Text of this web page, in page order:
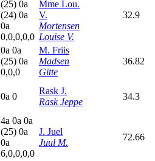
(25) 0a
(24) 0a
0a
0,0,0,0,0
Mme Lou.
V.
Mortensen
Louise V.
32.9
0a 0a
(25) 0a
0,0,0
M. Friis
Madsen
Gitte
36.82
0a 0
Rask J.
Rask Jeppe
34.3
4a 0a 0a
(25) 0a
0a
6,0,0,0,0
J. Juel
Juul M.
72.66